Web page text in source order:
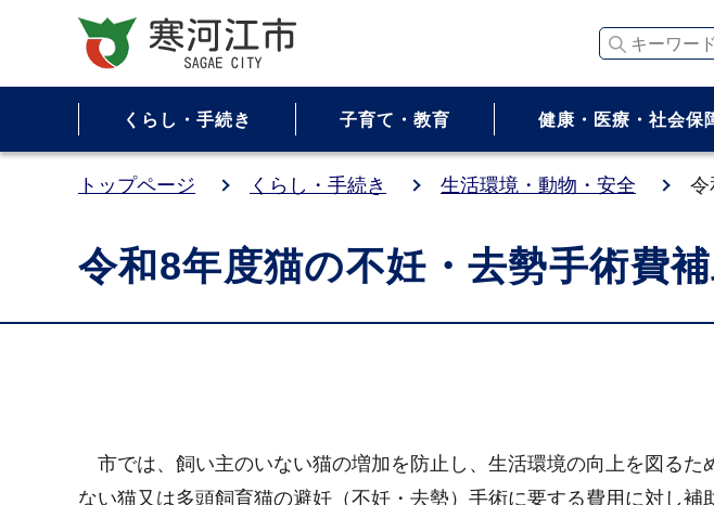
キーワー
くらし・手続き 子育て・教育 健康・医療・社会保
トップページ くらし・手続き 生活環境・動物・安全 令
令和8年度猫の不妊・去勢手術費
市では、飼い主のいない猫の増加を防止し、生活環境の向上を図るた
ない猫又は多頭飼育猫の避妊（不妊・去勢）手術に要する費用に対し補